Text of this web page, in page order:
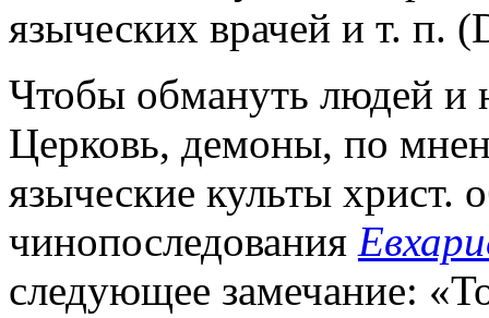
языческих врачей и т. п.
Чтобы обмануть людей и
Церковь, демоны, по
языческие культы
чинопоследования
следующее замечание: